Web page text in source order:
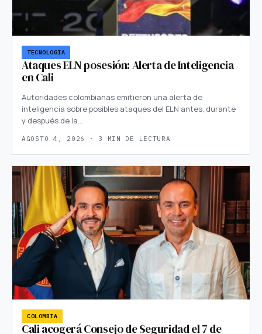
TECNOLOGIA
Ataques ELN posesión: Alerta de Inteligencia
en Cali
Autoridades colombianas emitieron una alerta de
inteligencia sobre posibles ataques del ELN antes, durante
y después de la…
AGOSTO 4, 2026 · 3 MIN DE LECTURA
COLOMBIA
Cali acogerá Consejo de Seguridad el 7 de